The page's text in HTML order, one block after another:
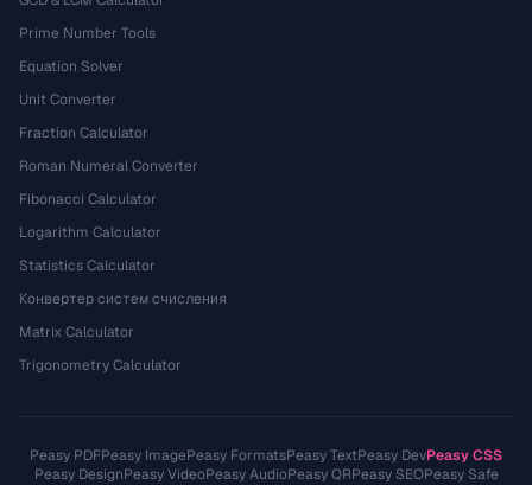
Prime Number Tools
Equation Solver
Unit Converter
Fraction Calculator
Roman Numeral Converter
Fibonacci Calculator
Logarithm Calculator
Statistics Calculator
Конвертер систем счисления
Matrix Calculator
Trigonometry Calculator
Peasy PDFPeasy ImagePeasy FormatsPeasy TextPeasy DevPeasy CSS
Peasy DesignPeasy VideoPeasy AudioPeasy QRPeasy SEOPeasy Safe